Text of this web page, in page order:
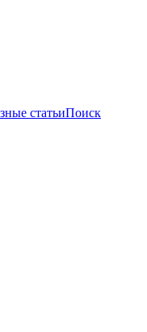
статьиПоиск